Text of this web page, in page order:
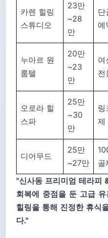
카렌 힐링
스튜디오
23만
~28
만
단
예
누아르 원
룸텔
20만
~23
만
여
전
오로라 힐
스파
25만
~30
만
링
제
디어무드
25만
~27만
골
"신사동 프리미엄 테라피
회복에 중점을 둔 고급
힐링을 통해 진정한 휴식
다."